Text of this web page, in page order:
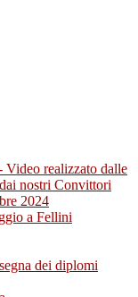
Video realizzato dalle
nostri Convittori
2024
a Fellini
dei diplomi